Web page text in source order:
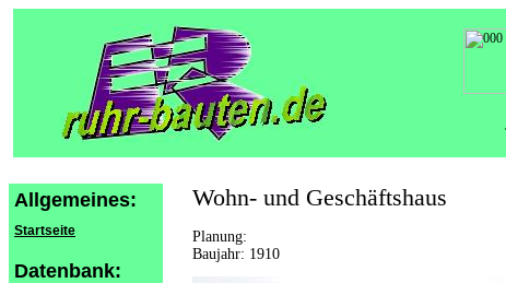
Allgemeines:
Startseite
Datenbank:
Wohn- und Geschäftshaus
Planung:
Baujahr: 1910